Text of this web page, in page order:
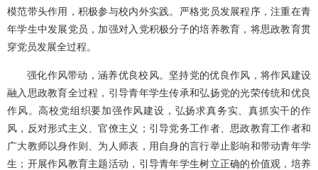
模范带头作用，积极参与校内外实践。严格党员发展程序，注重在青
年学生中发展党员，加强对入党积极分子的培养教育，将思政教育贯
穿党员发展全过程。
强化作风带动，涵养优良校风。坚持党的优良作风，将作风建设
融入思政教育全过程，引导青年学生传承和弘扬党的光荣传统和优良
作风。高校党组织要加强作风建设，弘扬求真务实、真抓实干的作
风，反对形式主义、官僚主义；引导党务工作者、思政教育工作者和
广大教师以身作则、为人师表，用自身的言行举止影响和带动青年学
生；开展作风教育主题活动，引导青年学生树立正确的价值观，培养